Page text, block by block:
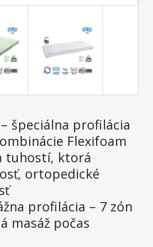
špeciálna profilácia
Flexifoam
tuhostí, ktorá
ortopedické
profilácia – 7 zón
masáž počas